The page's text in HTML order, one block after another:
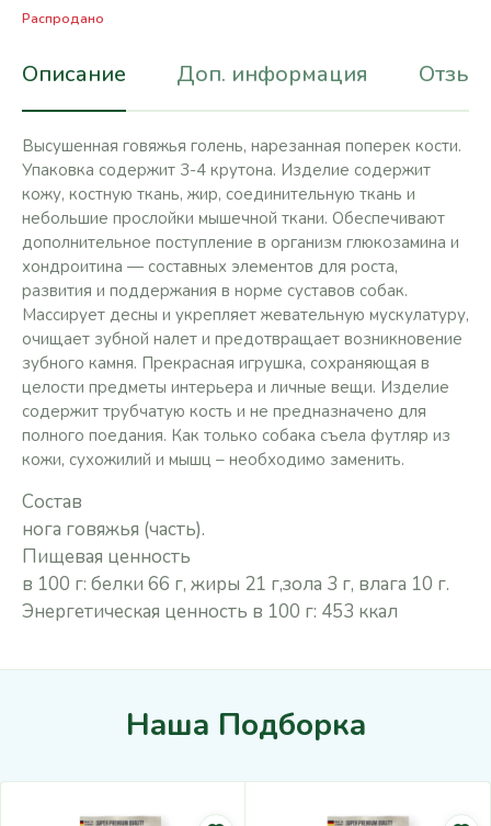
Распродано
Описание Доп. информация
Высушенная говяжья голень, нарезанная поперек кости.
Упаковка содержит 3-4 крутона. Изделие содержит
кожу, костную ткань, жир, соединительную ткань и
небольшие прослойки мышечной ткани. Обеспечивают
дополнительное поступление в организм глюкозамина и
хондроитина — составных элементов для роста,
развития и поддержания в норме суставов собак.
Массирует десны и укрепляет жевательную мускулатуру,
очищает зубной налет и предотвращает возникновение
зубного камня. Прекрасная игрушка, сохраняющая в
целости предметы интерьера и личные вещи. Изделие
содержит трубчатую кость и не предназначено для
полного поедания. Как только собака съела футляр из
кожи, сухожилий и мышц – необходимо заменить.
Состав
нога говяжья (часть).
Пищевая ценность
в 100 г: белки 66 г, жиры 21 г,зола 3 г, влага 10 г.
Энергетическая ценность в 100 г: 453 ккал
Наша Подборка